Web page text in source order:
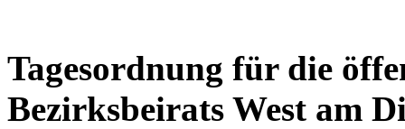
Tagesordnung für die
Bezirksbeirats West am